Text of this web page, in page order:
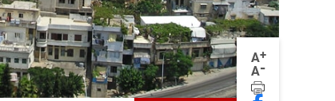
A+
A-